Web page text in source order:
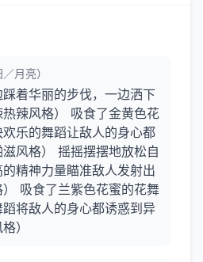
月亮）
着华丽的步伐，一边洒下
辣风格） 吸食了金黄色花
乐的舞蹈让敌人的身心都
风格） 摇摇摆摆地放松自
精神力量瞄准敌人发射出
吸食了兰紫色花蜜的花舞
将敌人的身心都诱惑到异
）